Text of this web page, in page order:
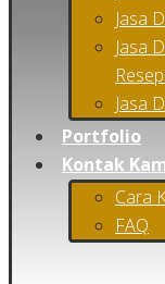
Jasa
Jasa
Jasa
Portfolio
Kontak
Cara
FAQ